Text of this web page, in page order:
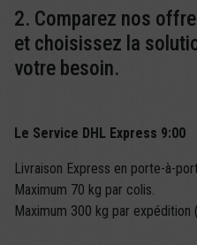
2. Comparez nos
et choisissez la
votre besoin.
Le Service DHL Express 9:00
Livraison Express en porte-à-
Maximum 70 kg par colis.
Maximum 300 kg par expédition